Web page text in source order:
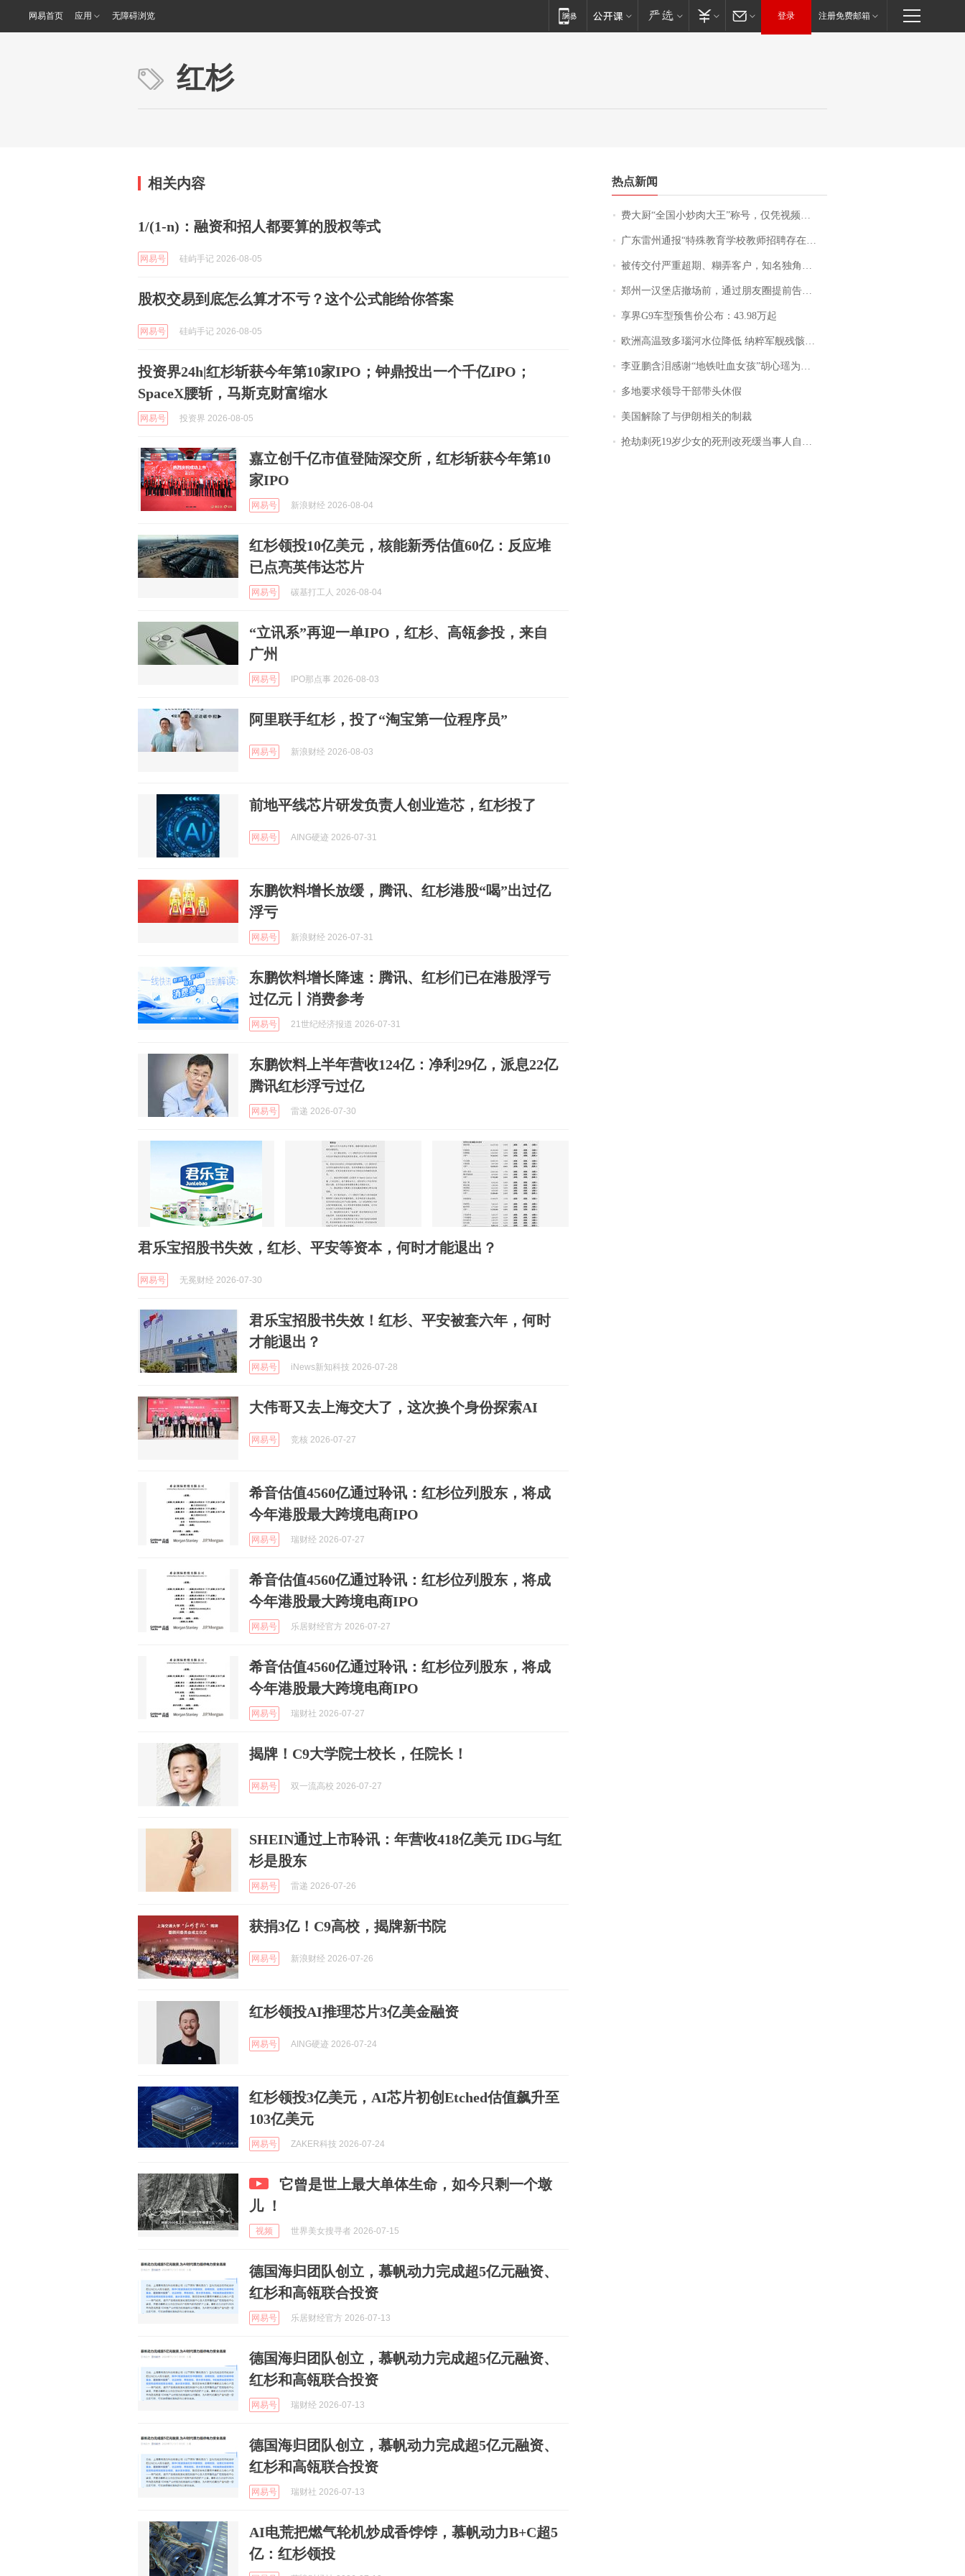
网易首页 应用 无障碍浏览 登录 注册免费邮箱
红杉
相关内容
1/(1-n)：融资和招人都要算的股权等式
网易号 硅屿手记 2026-08-05
股权交易到底怎么算才不亏？这个公式能给你答案
网易号 硅屿手记 2026-08-05
投资界24h|红杉斩获今年第10家IPO；钟鼎投出一个千亿IPO；
SpaceX腰斩，马斯克财富缩水
网易号 投资界 2026-08-05
嘉立创千亿市值登陆深交所，红杉斩获今年第10
家IPO
网易号 新浪财经 2026-08-04
红杉领投10亿美元，核能新秀估值60亿：反应堆
已点亮英伟达芯片
网易号 碳基打工人 2026-08-04
“立讯系”再迎一单IPO，红杉、高瓴参投，来自
广州
网易号 IPO那点事 2026-08-03
阿里联手红杉，投了“淘宝第一位程序员”
网易号 新浪财经 2026-08-03
前地平线芯片研发负责人创业造芯，红杉投了
网易号 AING硬迹 2026-07-31
东鹏饮料增长放缓，腾讯、红杉港股“喝”出过亿
浮亏
网易号 新浪财经 2026-07-31
东鹏饮料增长降速：腾讯、红杉们已在港股浮亏
过亿元丨消费参考
网易号 21世纪经济报道 2026-07-31
东鹏饮料上半年营收124亿：净利29亿，派息22亿
腾讯红杉浮亏过亿
网易号 雷递 2026-07-30
君乐宝招股书失效，红杉、平安等资本，何时才能退出？
网易号 无冕财经 2026-07-30
君乐宝招股书失效！红杉、平安被套六年，何时
才能退出？
网易号 iNews新知科技 2026-07-28
大伟哥又去上海交大了，这次换个身份探索AI
网易号 竞核 2026-07-27
希音估值4560亿通过聆讯：红杉位列股东，将成
今年港股最大跨境电商IPO
网易号 瑞财经 2026-07-27
希音估值4560亿通过聆讯：红杉位列股东，将成
今年港股最大跨境电商IPO
网易号 乐居财经官方 2026-07-27
希音估值4560亿通过聆讯：红杉位列股东，将成
今年港股最大跨境电商IPO
网易号 瑞财社 2026-07-27
揭牌！C9大学院士校长，任院长！
网易号 双一流高校 2026-07-27
SHEIN通过上市聆讯：年营收418亿美元 IDG与红
杉是股东
网易号 雷递 2026-07-26
获捐3亿！C9高校，揭牌新书院
网易号 新浪财经 2026-07-26
红杉领投AI推理芯片3亿美金融资
网易号 AING硬迹 2026-07-24
红杉领投3亿美元，AI芯片初创Etched估值飙升至
103亿美元
网易号 ZAKER科技 2026-07-24
它曾是世上最大单体生命，如今只剩一个墩
儿 ！
视频 世界美女搜寻者 2026-07-15
德国海归团队创立，慕帆动力完成超5亿元融资、
红杉和高瓴联合投资
网易号 乐居财经官方 2026-07-13
德国海归团队创立，慕帆动力完成超5亿元融资、
红杉和高瓴联合投资
网易号 瑞财经 2026-07-13
德国海归团队创立，慕帆动力完成超5亿元融资、
红杉和高瓴联合投资
网易号 瑞财社 2026-07-13
AI电荒把燃气轮机炒成香饽饽，慕帆动力B+C超5
亿：红杉领投
热点新闻
费大厨“全国小炒肉大王”称号，仅凭视频评出？中国烹饪协会回应
广东雷州通报“特殊教育学校教师招聘存在违规行为”：已启动问责程序 副校长被停职
被传交付严重超期、糊弄客户，知名独角兽车企创始人回应：都没证据，将依法采取措施，“本人长期与美国交管局保持沟通，对方表示肯定”
郑州一汉堡店撤场前，通过朋友圈提前告知逐一退费，有顾客仅剩1元也全被退回，分文不少；顾客：言而有信，让人感动
享界G9车型预售价公布：43.98万起
欧洲高温致多瑙河水位降低 纳粹军舰残骸重见天日
李亚鹏含泪感谢“地铁吐血女孩”胡心瑶为嫣然天使捐99999元：这份捐赠太沉重，尊重其捐赠意愿，个人向胡心瑶和她的病友之家各捐赠99999元
多地要求领导干部带头休假
美国解除了与伊朗相关的制裁
抢劫刺死19岁少女的死刑改死缓当事人自述：出狱11年间始终刻意躲避被害人家属